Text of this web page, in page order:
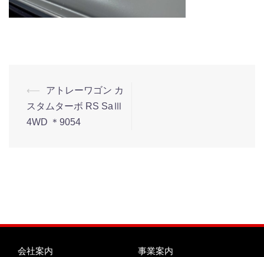
⟵
アトレーワゴン カ
スタムターボ RS SaⅢ
4WD ＊9054
会社案内 事業案内